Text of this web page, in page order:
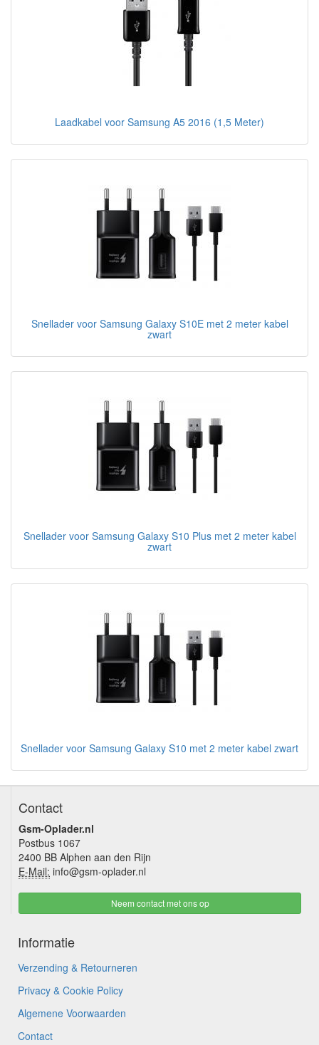
Laadkabel voor Samsung A5 2016 (1,5 Meter)
Snellader voor Samsung Galaxy S10E met 2 meter kabel
zwart
Snellader voor Samsung Galaxy S10 Plus met 2 meter kabel
zwart
Snellader voor Samsung Galaxy S10 met 2 meter kabel zwart
Contact
Gsm-Oplader.nl
Postbus 1067
2400 BB Alphen aan den Rijn
E-Mail: info@gsm-oplader.nl
Neem contact met ons op
Informatie
Verzending & Retourneren
Privacy & Cookie Policy
Algemene Voorwaarden
Contact